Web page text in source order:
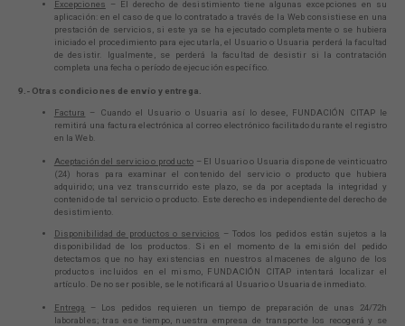
Excepciones – El derecho de desistimiento tiene algunas excepciones en su
aplicación: en el caso de que lo contratado a través de la Web consistiese en una
prestación de servicios, si este ya se ha ejecutado completamente o se hubiera
iniciado el procedimiento para ejecutarla, el Usuario o Usuaria perderá la facultad
de desistir. Igualmente, se perderá la facultad de desistir si la contratación
completa una fecha o período de ejecución específico.
9.- Otras condiciones de envío y entrega.
Factura
– Cuando el Usuario o Usuaria así lo desee, FUNDACIÓN CITAP le
remitirá una factura electrónica al correo electrónico facilitado durante el registro
en la Web.
Aceptación del servicio o producto– El Usuario o Usuaria dispone de veinticuatro
(24) horas para examinar el contenido del servicio o producto que hubiera
adquirido; una vez transcurrido este plazo, se da por aceptada la integridad y
contenido de tal servicio o producto. Este derecho es independiente del derecho de
desistimiento.
Disponibilidad de productos o servicios – Todos los pedidos están sujetos a la
disponibilidad de los productos. Si en el momento de la emisión del pedido
detectamos que no hay existencias en nuestros almacenes de alguno de los
productos incluidos en el mismo, FUNDACIÓN CITAP intentará localizar el
artículo. De no ser posible, se le notificará al Usuario o Usuaria de inmediato.
Entrega
– Los pedidos requieren un tiempo de preparación de unas 24/72h
laborables; tras ese tiempo, nuestra empresa de transporte los recogerá y se